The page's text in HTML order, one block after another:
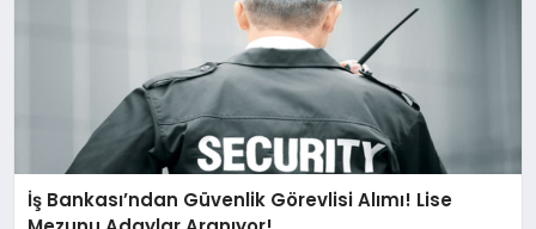
İş Bankası’ndan Güvenlik Görevlisi Alımı! Lise